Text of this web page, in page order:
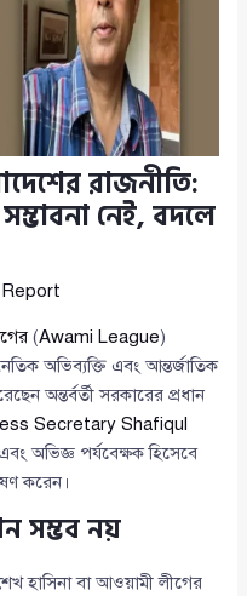
রাজনীতি:
নেই, বদলে
Report
(Awami League)
অভিব্যক্তি এবং আন্তর্জাতিক
অন্তর্বর্তী সরকারের প্রধান
Secretary Shafiqul
অভিজ্ঞ পর্যবেক্ষক হিসেবে
করেন।
সম্ভব নয়
বা আওয়ামী লীগের